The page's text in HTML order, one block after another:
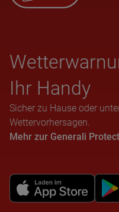
Ihr Handy
Sicher zu Hause oder
Wettervorhersagen.
Mehr zur Generali